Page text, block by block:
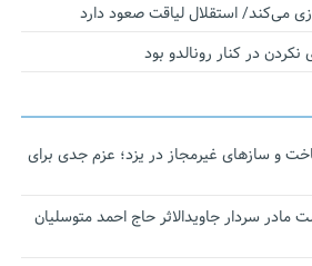
می‌کند/ استقلال لیاقت صعود دارد
در کنار رونالدو بود
و سازهای غیرمجاز در یزد؛ عزم جدی برای
سردار جاویدالاثر حاج احمد متوسلیان